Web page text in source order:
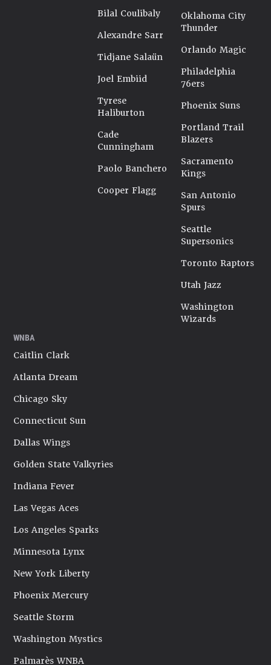
Bilal Coulibaly
Alexandre Sarr
Tidjane Salaün
Joel Embiid
Tyrese
Haliburton
Cade
Cunningham
Paolo Banchero
Cooper Flagg
Oklahoma City
Thunder
Orlando Magic
Philadelphia
76ers
Phoenix Suns
Portland Trail
Blazers
Sacramento
Kings
San Antonio
Spurs
Seattle
Supersonics
Toronto Raptors
Utah Jazz
Washington
Wizards
WNBA
Caitlin Clark
Atlanta Dream
Chicago Sky
Connecticut Sun
Dallas Wings
Golden State Valkyries
Indiana Fever
Las Vegas Aces
Los Angeles Sparks
Minnesota Lynx
New York Liberty
Phoenix Mercury
Seattle Storm
Washington Mystics
Palmarès WNBA